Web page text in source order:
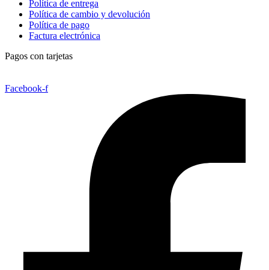
Política de entrega
Política de cambio y devolución
Política de pago
Factura electrónica
Pagos con tarjetas
Facebook-f